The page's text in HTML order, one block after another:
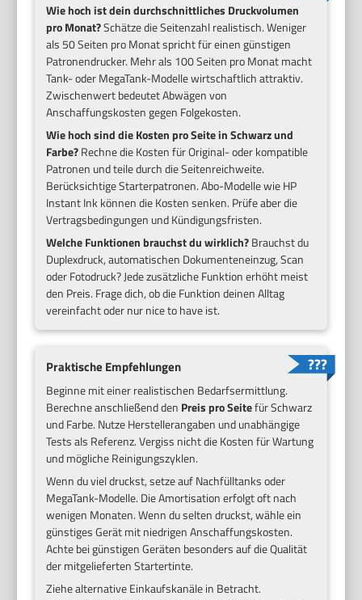
Wie hoch ist dein durchschnittliches Druckvolumen
pro Monat?Schätze die Seitenzahl realistisch. Weniger
als 50 Seiten pro Monat spricht für einen günstigen
Patronendrucker. Mehr als 100 Seiten pro Monat macht
Tank- oder MegaTank-Modelle wirtschaftlich attraktiv.
Zwischenwert bedeutet Abwägen von
Anschaffungskosten gegen Folgekosten.
Wie hoch sind die Kosten pro Seite in Schwarz und
Farbe?Rechne die Kosten für Original- oder kompatible
Patronen und teile durch die Seitenreichweite.
Berücksichtige Starterpatronen. Abo-Modelle wie HP
Instant Ink können die Kosten senken. Prüfe aber die
Vertragsbedingungen und Kündigungsfristen.
Welche Funktionen brauchst du wirklich?Brauchst du
Duplexdruck, automatischen Dokumenteneinzug, Scan
oder Fotodruck? Jede zusätzliche Funktion erhöht meist
den Preis. Frage dich, ob die Funktion deinen Alltag
vereinfacht oder nur nice to have ist.
Praktische Empfehlungen
Beginne mit einer realistischen Bedarfsermittlung.
Berechne anschließend den Preis pro Seitefür Schwarz
und Farbe. Nutze Herstellerangaben und unabhängige
Tests als Referenz. Vergiss nicht die Kosten für Wartung
und mögliche Reinigungszyklen.
Wenn du viel druckst, setze auf Nachfülltanks oder
MegaTank-Modelle. Die Amortisation erfolgt oft nach
wenigen Monaten. Wenn du selten druckst, wähle ein
günstiges Gerät mit niedrigen Anschaffungskosten.
Achte bei günstigen Geräten besonders auf die Qualität
der mitgelieferten Startertinte.
Ziehe alternative Einkaufskanäle in Betracht.